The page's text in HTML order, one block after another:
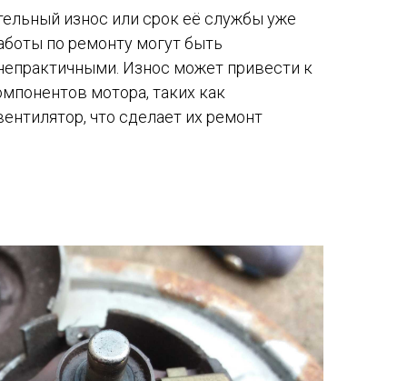
износ или срок её службы уже
по ремонту могут быть
Износ может привести к
мотора, таких как
что сделает их ремонт